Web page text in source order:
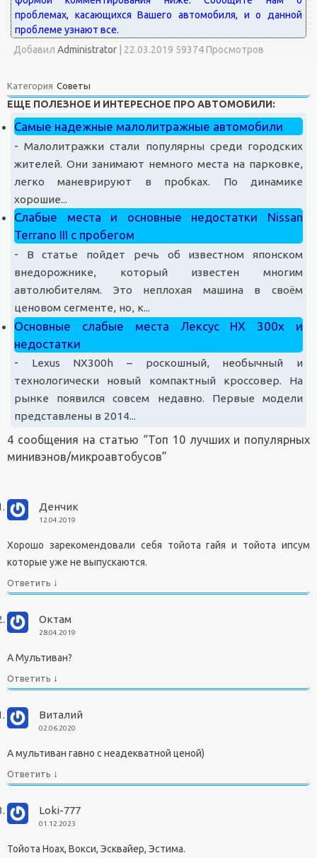
Добавил Administrator 22.03.2019 59374 Просмотров
Категория Советы
ЕЩЕ ПОЛЕЗНОЕ И ИНТЕРЕСНОЕ ПРО АВТОМОБИЛИ:
Самые надежные малолитражные автомобили
-Малолитражки стали популярны среди городских
жителей. Они занимают немного места на парковке,
легко маневрируют в пробках. По динамике
хорошие...
Слабые места и основные недостатки Nissan
Terrano III с пробегом
-
В статье пойдет речь об известном японском
внедорожнике, который известен многим
автолюбителям. Это неплохая машина в своём
ценовом сегменте, но, к...
Основные слабые места Лексус НХ 300х и
недостатки
-
Lexus NX300h – роскошный, необычный и
технологически новый компактный кроссовер. На
рынке появился совсем недавно. Первые модели
представлены в 2014...
4 сообщения на статью “Топ 10 лучших и популярных
минивэнов/микроавтобусов”
Денчик
12.04.2019
Хорошо зарекомендовали себя тойота гайя и тойота ипсум
которые уже не выпускаются.
Ответить ↓
Октам
28.04.2019
А Мультиван?
Ответить ↓
Виталий
02.06.2020
А мультиван гавно с неадекватной ценой)
Ответить ↓
Loki-777
01.12.2023
Тойота Ноах, Вокси, Эсквайер, Эстима.